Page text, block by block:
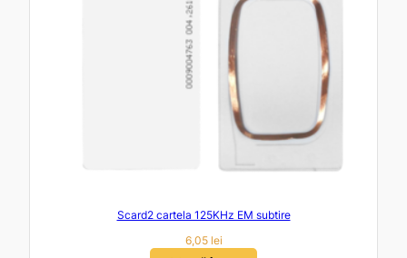
Scard2 cartela 125KHz EM subtire
6,05 lei